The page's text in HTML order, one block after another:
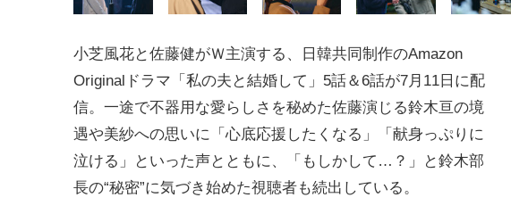
小芝風花と佐藤健がＷ主演する、日韓共同制作のAmazon
Originalドラマ「私の夫と結婚して」5話＆6話が7月11日に配
信。一途で不器用な愛らしさを秘めた佐藤演じる鈴木亘の境
遇や美紗への思いに「心底応援したくなる」「献身っぷりに
泣ける」といった声とともに、「もしかして…？」と鈴木部
長の“秘密”に気づき始めた視聴者も続出している。